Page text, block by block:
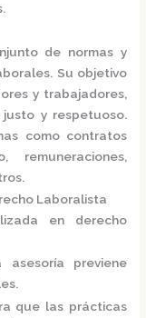
de normas y
Su objetivo
y trabajadores,
y respetuoso.
como contratos
remuneraciones,
Laboralista
en derecho
asesoría previene
que las prácticas